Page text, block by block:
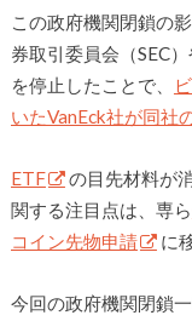
この政府機関閉鎖の
券取引委員会（SEC
を停止したことで、
いたVanEck社が同社
ETF
の目先材料が
関する注目点は、専ら
コイン先物申請
に
今回の政府機関閉鎖